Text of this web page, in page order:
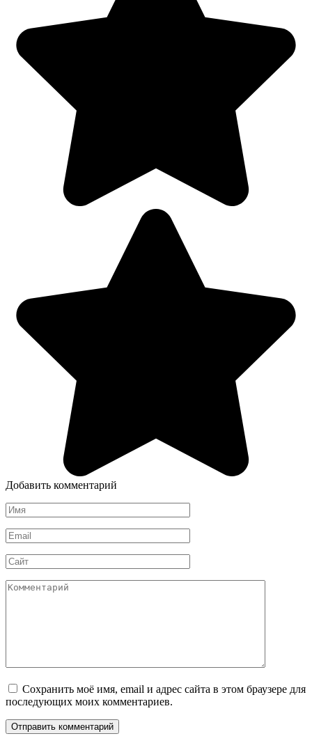
Добавить комментарий
Имя
*
Email
*
Сайт
Комментарий
Сохранить моё имя, email и адрес сайта в этом браузере для
последующих моих комментариев.